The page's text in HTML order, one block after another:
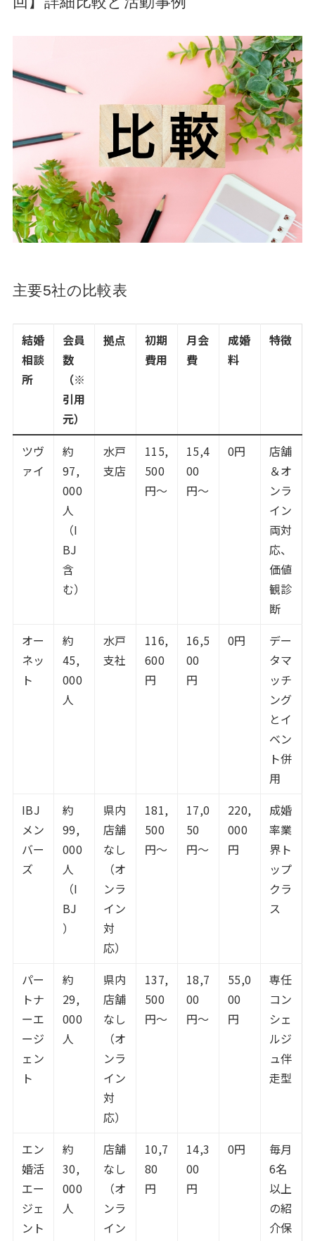
主要5社の比較表
結婚
相談
所
会員
数
（※
引用
元）
拠点
初期
費用
月会
費
成婚
料
特徴
ツヴ
ァイ
約
97,
000
人
（I
BJ
含
む）
水戸
支店
115,
500
円〜
15,4
00
円〜
0円
店舗
＆オ
ンラ
イン
両対
応、
価値
観診
断
オー
ネッ
ト
約
45,
000
人
水戸
支社
116,
600
円
16,5
00
円
0円
デー
タマ
ッチ
ング
とイ
ベン
ト併
用
IBJ
メン
バー
ズ
約
99,
000
人
（I
BJ
）
県内
店舗
なし
（オ
ンラ
イン
対
応）
181,
500
円〜
17,0
50
円〜
220,
000
円
成婚
率業
界ト
ップ
クラ
ス
パー
トナ
ーエ
ージ
ェン
ト
約
29,
000
人
県内
店舗
なし
（オ
ンラ
イン
対
応）
137,
500
円〜
18,7
00
円〜
55,0
00
円
専任
コン
シェ
ルジ
ュ伴
走型
エン
婚活
エー
ジェ
ント
約
30,
000
人
店舗
なし
（オ
ンラ
イン
10,7
80
円
14,3
00
円
0円
毎月
6名
以上
の紹
介保